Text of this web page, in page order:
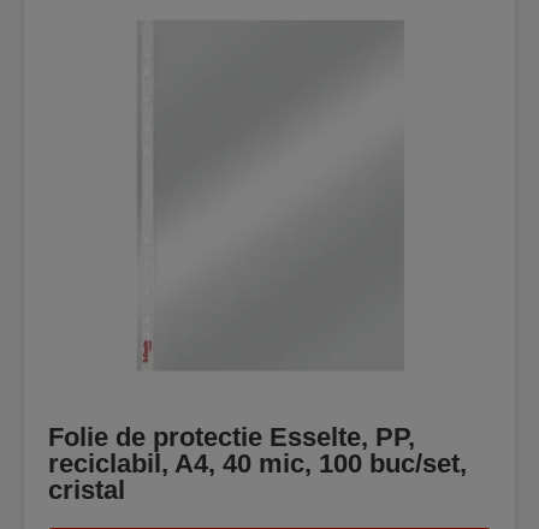
Folie de protectie Esselte, PP,
reciclabil, A4, 40 mic, 100 buc/set,
cristal